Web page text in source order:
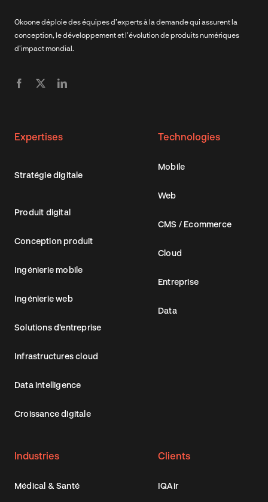
Okoone déploie des équipes d’experts à la demande qui assurent la
conception, le développement et l’évolution de produits numériques
d’impact mondial.
Expertises
Stratégie digitale
Produit digital
Conception produit
Ingénierie mobile
Ingénierie web
Solutions d’entreprise
Infrastructures cloud
Data intelligence
Croissance digitale
Technologies
Mobile
Web
CMS / Ecommerce
Cloud
Entreprise
Data
Industries
Médical & Santé
Clients
IQAir